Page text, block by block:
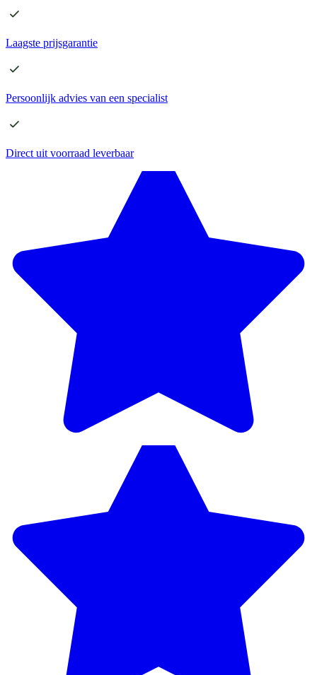
Laagste prijsgarantie
Persoonlijk advies van een specialist
Direct uit voorraad leverbaar